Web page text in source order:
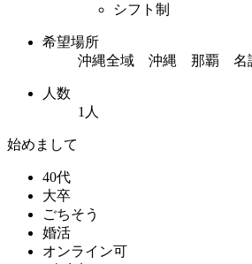
シフト制
希望場所
沖縄全域 沖縄 那覇 名
人数
1人
始めまして
40代
大卒
ごちそう
婚活
オンライン可